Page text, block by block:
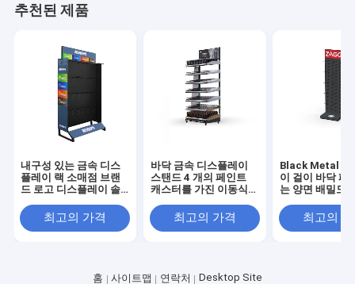
추천된 제품
내구성 있는 금속 디스
플레이 랙 소매점 브랜
드 로고 디스플레이 솔
최고의 가격
바닥 금속 디스플레이
스탠드 4 개의 페인트
캐스터를 가진 이동식
최고의 가격
Black Metal 디
이 걸이 바닥 페
는 양면 배밀도
다
최고의
홈 사이트맵 연락처 Desktop Site